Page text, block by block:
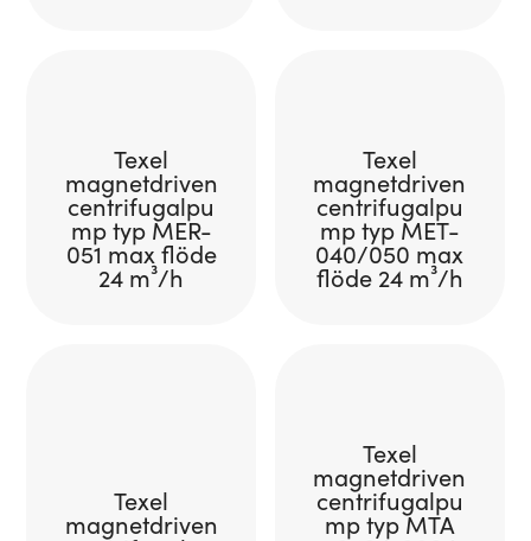
Texel
magnetdriven
centrifugalpu
mp typ MER-
051 max flöde
24 m³/h
Texel
magnetdriven
centrifugalpu
mp typ MET-
040/050 max
flöde 24 m³/h
Texel
magnetdriven
Texel
magnetdriven
centrifugalpu
mp typ MTA